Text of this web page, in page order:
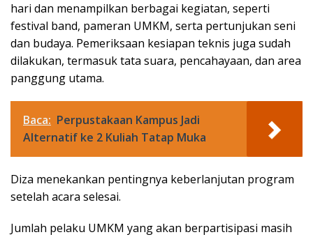
hari dan menampilkan berbagai kegiatan, seperti
festival band, pameran UMKM, serta pertunjukan seni
dan budaya. Pemeriksaan kesiapan teknis juga sudah
dilakukan, termasuk tata suara, pencahayaan, dan area
panggung utama.
Baca: Perpustakaan Kampus Jadi
Alternatif ke 2 Kuliah Tatap Muka
Diza menekankan pentingnya keberlanjutan program
setelah acara selesai.
Jumlah pelaku UMKM yang akan berpartisipasi masih